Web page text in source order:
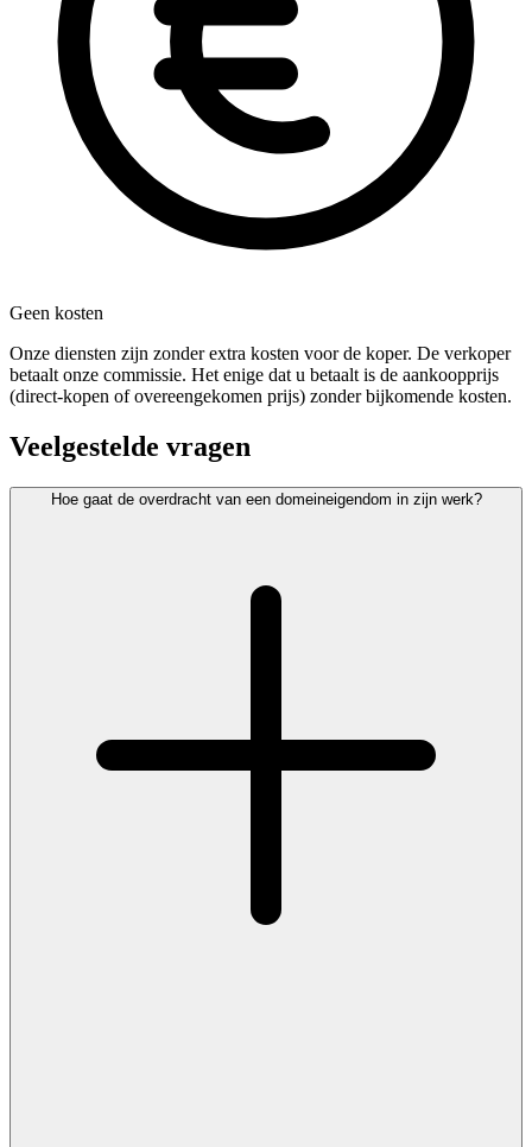
Geen kosten
Onze diensten zijn zonder extra kosten voor de koper. De verkoper
betaalt onze commissie. Het enige dat u betaalt is de aankoopprijs
(direct-kopen of overeengekomen prijs) zonder bijkomende kosten.
Veelgestelde vragen
Hoe gaat de overdracht van een domeineigendom in zijn werk?